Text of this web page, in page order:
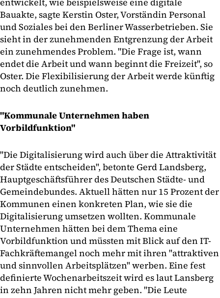
Bauakte, sagte Kerstin Oster, Vorständin Personal
und Soziales bei den Berliner Wasserbetrieben. Sie
sieht in der zunehmenden Entgrenzung der Arbeit
ein zunehmendes Problem. "Die Frage ist, wann
endet die Arbeit und wann beginnt die Freizeit", so
Oster. Die Flexibilisierung der Arbeit werde künftig
noch deutlich zunehmen.
"Kommunale Unternehmen haben
Vorbildfunktion"
"Die Digitalisierung wird auch über die Attraktivität
der Städte entscheiden", betonte Gerd Landsberg,
Hauptgeschäftsführer des Deutschen Städte- und
Gemeindebundes. Aktuell hätten nur 15 Prozent der
Kommunen einen konkreten Plan, wie sie die
Digitalisierung umsetzen wollten. Kommunale
Unternehmen hätten bei dem Thema eine
Vorbildfunktion und müssten mit Blick auf den IT-
Fachkräftemangel noch mehr mit ihren "attraktiven
und sinnvollen Arbeitsplätzen" werben. Eine fest
definierte Wochenarbeitszeit wird es laut Lansberg
in zehn Jahren nicht mehr geben. "Die Leute